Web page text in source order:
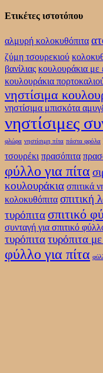
Ετικέτες ιστοτόπου
αλμυρή κολοκυθόπιτα
ζύμη τσουρεκιού
βανίλιας κουλουράκια με
κουλουράκια
νηστίσιμα
νηστίσιμα μπισκότα
νηστίσιμες
φλώρα νηστίσιμη πίτα πάστα φρόλα
τσουρέκι πρασόπιτα
φύλλο για πίτα
κουλουράκια σπιτικά
κολοκυθόπιτα σπιτική
τυρόπιτασπιτικό
συνταγή για σπιτικό
τυρόπιτατυρόπιτα
φύλλο για πίτα